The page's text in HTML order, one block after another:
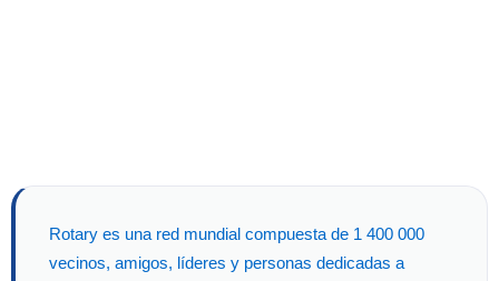
Rotary es una red mundial compuesta de 1 400 000
vecinos, amigos, líderes y personas dedicadas a